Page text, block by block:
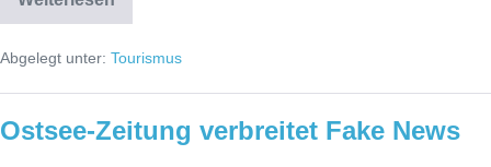
Die
Stadt
Damgarten
mit
Mitteln
Abgelegt unter: Tourismus
Ostsee-Zeitung verbreitet Fake News